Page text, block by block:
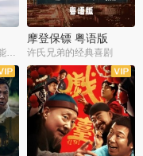
周润发恋上女奴，异能护体战邪派
摩登保镖 粤语版
许氏兄弟的经典喜剧